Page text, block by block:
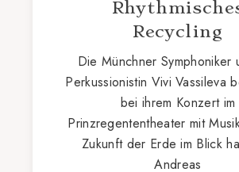
Recycling
Die Münchner Symphoniker
Perkussionistin Vivi Vassileva
bei ihrem Konzert im
Prinzregententheater mit
Zukunft der Erde im Blick
Andreas